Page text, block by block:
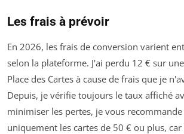
Les frais à prévoir
En 2026, les frais de conversion varient
selon la plateforme. J'ai perdu 12 € sur
Place des Cartes à cause de frais que je
Depuis, je vérifie toujours le taux affiché
minimiser les pertes, je vous
uniquement les cartes de 50 € ou plus,